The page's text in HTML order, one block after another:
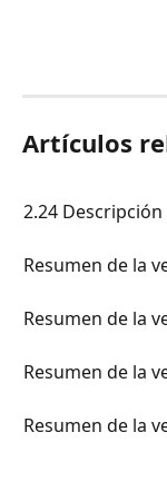
Artículos
2.24
Resumen de la
Resumen de la
Resumen de la
Resumen de la